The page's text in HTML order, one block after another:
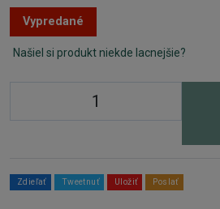
Vypredané
Našiel si produkt niekde lacnejšie?
Zdieľať Tweetnuť Uložiť Poslať